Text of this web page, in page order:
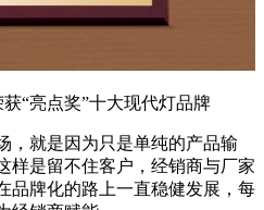
“亮点奖”十大现代灯品牌
，就是因为只是单纯的产品输
样是留不住客户，经销商与厂家
品牌化的路上一直稳健发展，每